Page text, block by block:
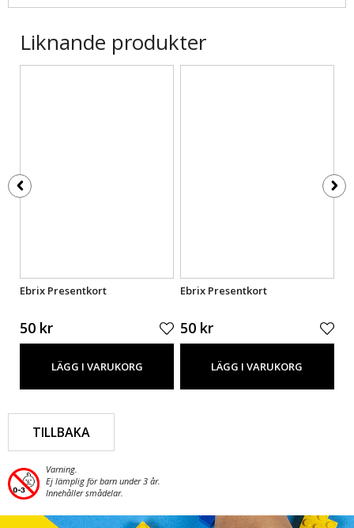
Liknande produkter
Ebrix Presentkort
50 kr
LÄGG I VARUKORG
Ebrix Presentkort
50 kr
LÄGG I VARUKORG
TILLBAKA
Varning.
Ej lämplig för barn under 3 år.
Innehåller smådelar.